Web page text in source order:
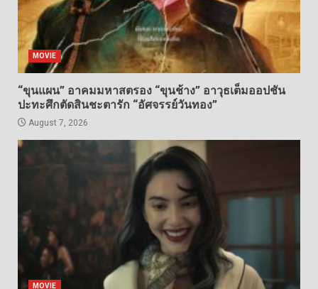
MOVIE
“ขุนแผน” อาคมมหาสตรอง “ขุนช้าง” อาวุธเต็มออปชัน
ปะทะศึกตัดสินชะตารัก “อัศจรรย์วันทอง”
August 7, 2026
MOVIE